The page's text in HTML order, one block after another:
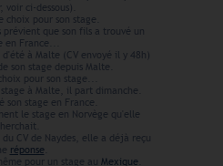
voir ci-dessous).
choix pour son stage.
prévient que son fils a trouvé un
en France...
à Malte (CV envoyé il y 48h)
son stage depuis Malte.
pour son stage...
à Malte, il part dimanche.
son stage en France.
le stage en Norvège qu'elle
CV de Naydes, elle a déjà reçu
réponse.
pour un stage au Mexique